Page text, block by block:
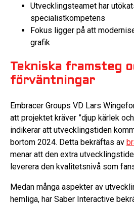
Utvecklingsteamet har
specialistkompetens
Fokus ligger på att
grafik
Tekniska framsteg
förväntningar
Embracer Groups VD Lars
att projektet kräver ”djup kärlek
indikerar att utvecklingstiden
bortom 2024. Detta bekräftas av
menar att den extra
leverera den kvalitetsnivå som
Medan många aspekter av
hemliga, har Saber Interactive